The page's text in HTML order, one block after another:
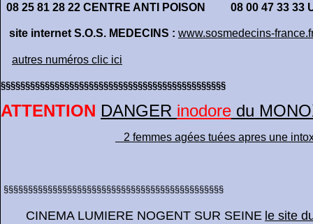
08 25 81 28 22 CENTRE ANTI POISON 08 00 47 33 33
site internet S.O.S. MEDECINS : www.sosmedecins-
autres numéros clic ici
§§§§§§§§§§§§§§§§§§§§§§§§§§§§§§§§§§§§§§§§§§§§§§
ATTENTION DANGER inodore du
2 femmes agées tuées apres une
§§§§§§§§§§§§§§§§§§§§§§§§§§§§§§§§§§§§§§§§§§§§§
CINEMA LUMIERE NOGENT SUR SEINE le site